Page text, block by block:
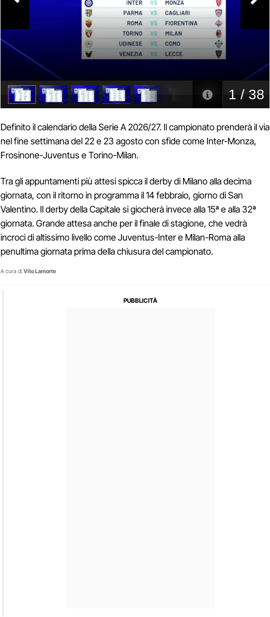
Definito il calendario della Serie A 2026/27. Il campionato prenderà il via
nel fine settimana del 22 e 23 agosto con sfide come Inter-Monza,
Frosinone-Juventus e Torino-Milan.
Tra gli appuntamenti più attesi spicca il derby di Milano alla decima
giornata, con il ritorno in programma il 14 febbraio, giorno di San
Valentino. Il derby della Capitale si giocherà invece alla 15ª e alla 32ª
giornata. Grande attesa anche per il finale di stagione, che vedrà
incroci di altissimo livello come Juventus-Inter e Milan-Roma alla
penultima giornata prima della chiusura del campionato.
A cura di Vito Lamorte